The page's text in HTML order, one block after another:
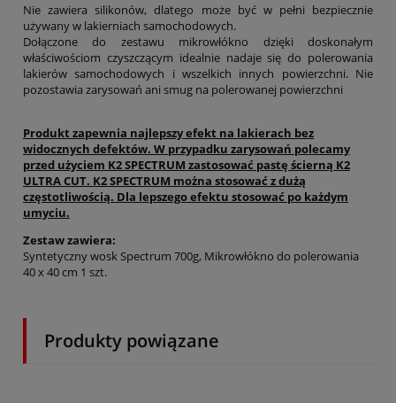
Nie zawiera silikonów, dlatego może być w pełni bezpiecznie
używany w lakierniach samochodowych.
Dołączone do zestawu mikrowłókno dzięki doskonałym
właściwościom czyszczącym idealnie nadaje się do polerowania
lakierów samochodowych i wszelkich innych powierzchni. Nie
pozostawia zarysowań ani smug na polerowanej powierzchni
Produkt zapewnia najlepszy efekt na lakierach bez
widocznych defektów. W przypadku zarysowań polecamy
przed użyciem K2 SPECTRUM zastosować pastę ścierną K2
ULTRA CUT. K2 SPECTRUM można stosować z dużą
częstotliwością. Dla lepszego efektu stosować po każdym
umyciu.
Zestaw zawiera:
Syntetyczny wosk Spectrum 700g, Mikrowłókno do polerowania
40 x 40 cm 1 szt.
Produkty powiązane